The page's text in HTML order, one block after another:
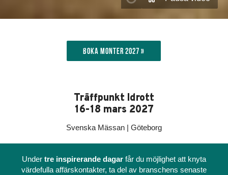
Boka monter 2027 »
Träffpunkt Idrott
16-18 mars 2027
Svenska Mässan | Göteborg
Under tre inspirerande dagar får du möjlighet att knyta
värdefulla affärskontakter, ta del av branschens senaste